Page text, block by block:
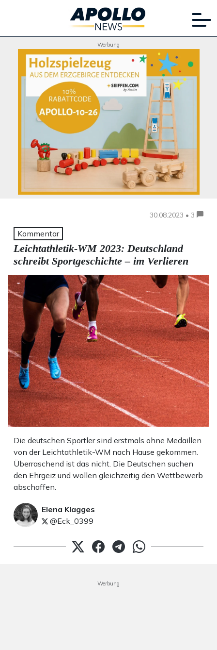
Werbung
30.08.2023 • 3
Kommentar
Leichtathletik-WM 2023: Deutschland
schreibt Sportgeschichte – im Verlieren
Die deutschen Sportler sind erstmals ohne Medaillen
von der Leichtathletik-WM nach Hause gekommen.
Überraschend ist das nicht. Die Deutschen suchen
den Ehrgeiz und wollen gleichzeitig den Wettbewerb
abschaffen.
Elena Klagges
@Eck_0399
Werbung